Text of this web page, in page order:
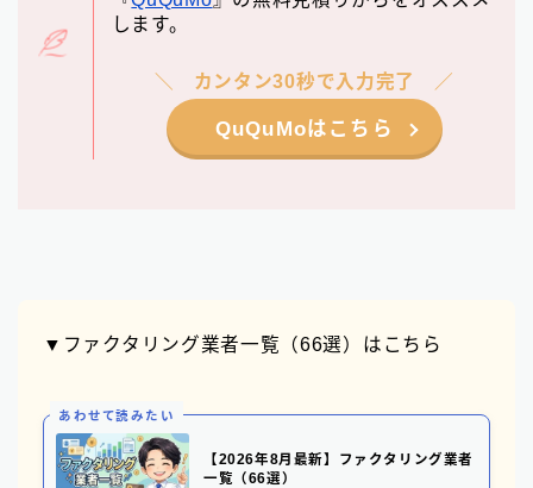
します。
カンタン30秒で入力完了
QuQuMoはこちら
▼ファクタリング業者一覧（66選）はこちら
あわせて読みたい
【2026年8月最新】ファクタリング業者
一覧（66選）